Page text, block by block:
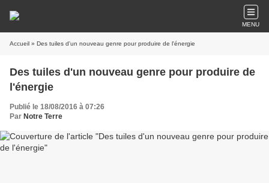
MENU
Accueil » Des tuiles d'un nouveau genre pour produire de l'énergie
Des tuiles d'un nouveau genre pour produire de
l'énergie
Publié le 18/08/2016 à 07:26
Par Notre Terre